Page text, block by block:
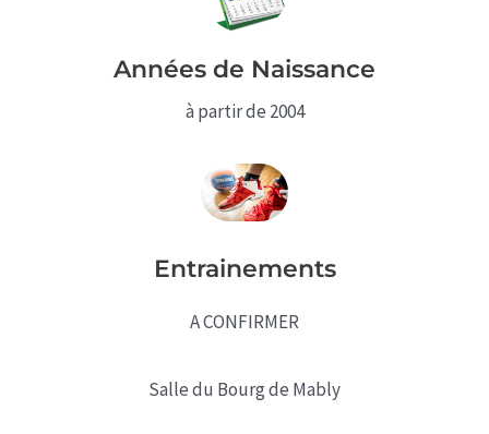
Années de Naissance
à partir de 2004
Entrainements
A CONFIRMER
Salle du Bourg de Mably